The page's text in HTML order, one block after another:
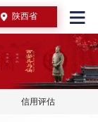
陕西省
信用评估